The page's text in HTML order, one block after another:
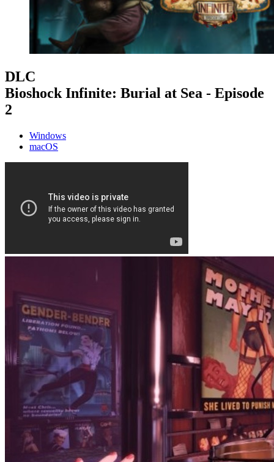
DLC
Bioshock Infinite: Burial at Sea - Episode
2
Windows
macOS